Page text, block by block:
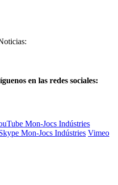
en las redes sociales:
Mon-Jocs Indústries
Mon-Jocs Indústries Vimeo